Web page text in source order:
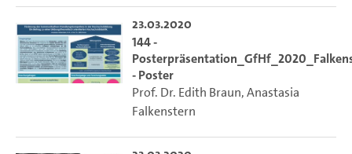
23.03.2020
144 -
- Poster
Prof. Dr. Edith Braun,Anastasia
Falkenstern